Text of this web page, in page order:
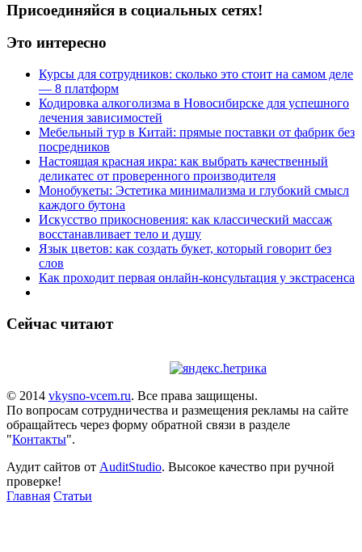
Присоединяйся в социальных сетях!
Это интересно
Курсы для сотрудников: сколько это стоит на самом деле
— 8 платформ
Кодировка алкоголизма в Новосибирске для успешного
лечения зависимостей
Мебельный тур в Китай: прямые поставки от фабрик без
посредников
Настоящая красная икра: как выбрать качественный
деликатес от проверенного производителя
Монобукеты: Эстетика минимализма и глубокий смысл
каждого бутона
Искусство прикосновения: как классический массаж
восстанавливает тело и душу
Язык цветов: как создать букет, который говорит без
слов
Как проходит первая онлайн-консультация у экстрасенса
Сейчас читают
© 2014 vkysno-vcem.ru. Все права защищены.
По вопросам сотрудничества и размещения рекламы на сайте
обращайтесь через форму обратной связи в разделе
"Контакты".
Аудит сайтов от AuditStudio. Высокое качество при ручной
проверке!
Главная Статьи